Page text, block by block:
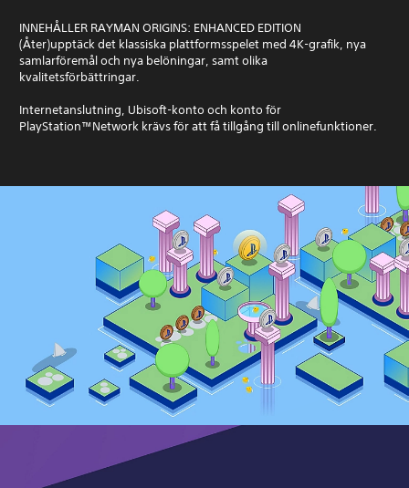
INNEHÅLLER RAYMAN ORIGINS: ENHANCED EDITION
(Åter)upptäck det klassiska plattformsspelet med 4K-grafik, nya
samlarföremål och nya belöningar, samt olika
kvalitetsförbättringar.
Internetanslutning, Ubisoft-konto och konto för
PlayStation™Network krävs för att få tillgång till onlinefunktioner.